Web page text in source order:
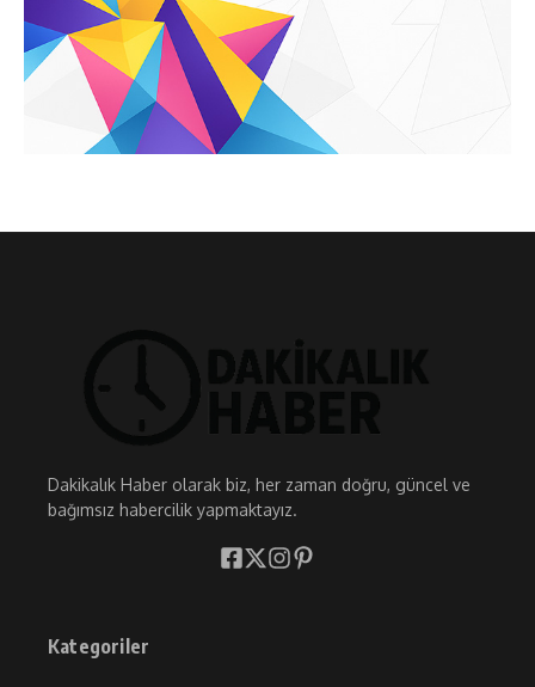
Dakikalık Haber olarak biz, her zaman doğru, güncel ve
bağımsız habercilik yapmaktayız.
Kategoriler